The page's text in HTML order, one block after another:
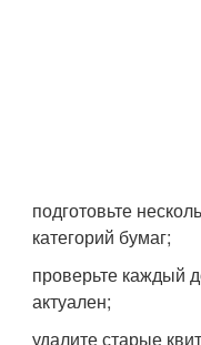
подготовьте
категорий бумаг;
проверьте каждый
актуален;
удалите старые